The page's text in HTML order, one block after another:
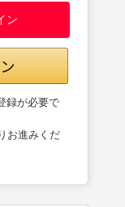
ン
録が必要で
お進みくだ